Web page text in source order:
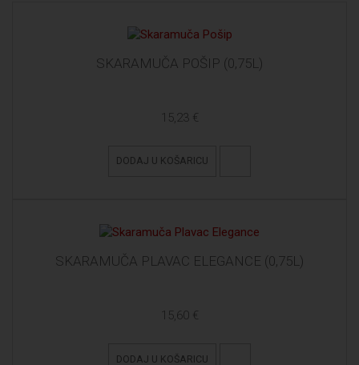
SKARAMUČA POŠIP (0,75L)
15,23 €
DODAJ U KOŠARICU
SKARAMUČA PLAVAC ELEGANCE (0,75L)
15,60 €
DODAJ U KOŠARICU